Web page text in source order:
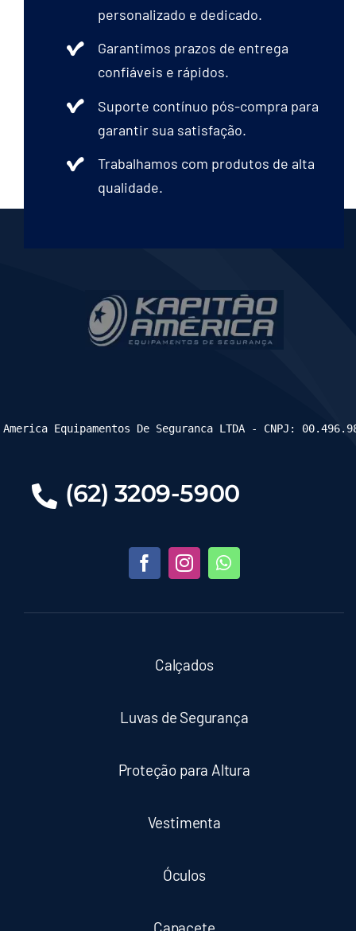
personalizado e dedicado.
Garantimos prazos de entrega
confiáveis e rápidos.
Suporte contínuo pós-compra para
garantir sua satisfação.
Trabalhamos com produtos de alta
qualidade.
(62) 3209-5900
Calçados
Luvas de Segurança
Proteção para Altura
Vestimenta
Óculos
Equipamentos De Seguranca LTDA - CNPJ: